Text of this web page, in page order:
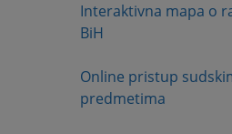
Interaktivna mapa o
BiH
Online pristup
predmetima